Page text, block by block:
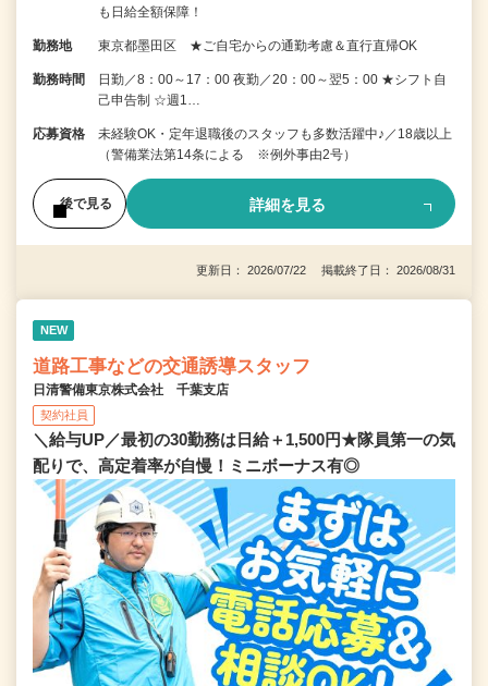
も日給全額保障！
勤務地 東京都墨田区 ★ご自宅からの通勤考慮＆直行直帰OK
勤務時間
日勤／8：00～17：00 夜勤／20：00～翌5：00 ★シフト自
己申告制 ☆週1…
応募資格
未経験OK・定年退職後のスタッフも多数活躍中♪／18歳以上
（警備業法第14条による ※例外事由2号）
後で見る 詳細を見る
更新日： 2026/07/22 掲載終了日： 2026/08/31
NEW
道路工事などの交通誘導スタッフ
日清警備東京株式会社 千葉支店
契約社員
＼給与UP／最初の30勤務は日給＋1,500円★隊員第一の気
配りで、高定着率が自慢！ミニボーナス有◎